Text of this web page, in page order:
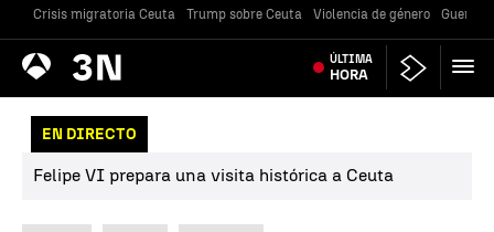
Crisis migratoria Ceuta Trump sobre Ceuta Violencia de género Guerra
Antena
3 Noticias ÚLTIMA
HORA
EN DIRECTO
Felipe VI prepara una visita histórica a Ceuta